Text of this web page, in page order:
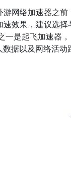
网络加速器之前
效果，建议选择
一是起飞加速器
据以及网络活动